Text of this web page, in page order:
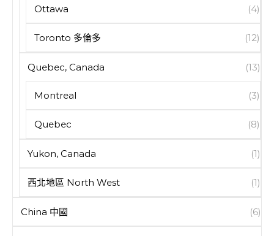
Ottawa (4)
Toronto 多倫多 (12)
Quebec, Canada (13)
Montreal (3)
Quebec (8)
Yukon, Canada (1)
西北地區 North West (1)
China 中國 (6)